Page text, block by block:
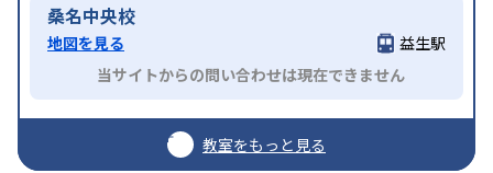
桑名中央校
地図を見る
益生駅
当サイトからの問い合わせは現在できません
教室をもっと見る